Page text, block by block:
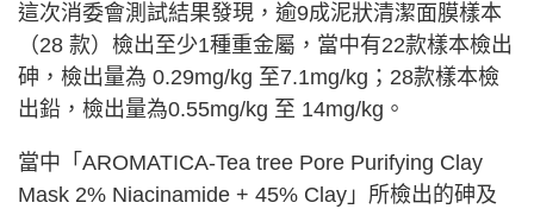
這次消委會測試結果發現，逾9成泥狀清潔面膜樣本
（28 款）檢出至少1種重金屬，當中有22款樣本檢出
砷，檢出量為 0.29mg/kg 至7.1mg/kg；28款樣本檢
出鉛，檢出量為0.55mg/kg 至 14mg/kg。
當中「AROMATICA-Tea tree Pore Purifying Clay
Mask 2% Niacinamide + 45% Clay」所檢出的砷及